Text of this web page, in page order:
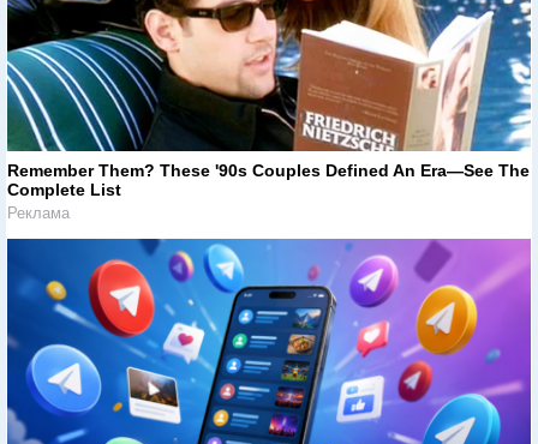
Remember Them? These '90s Couples Defined An Era—See The
Complete List
Реклама